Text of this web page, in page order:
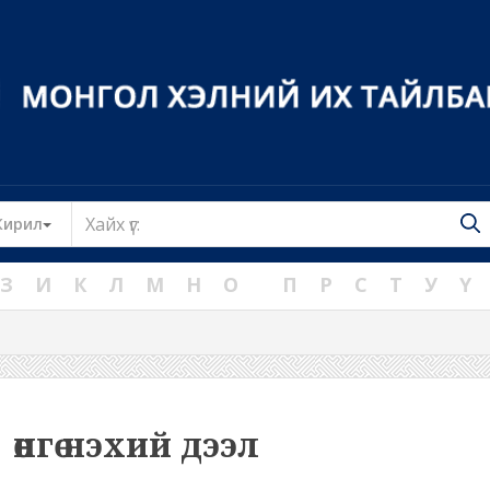
Toggle Dropdown
З И К Л М Н О П Р С Т У Ү
өнгө нэхий дээл